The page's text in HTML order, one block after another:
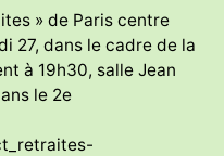
» de Paris centre
27, dans le cadre de la
à 19h30, salle Jean
le 2e